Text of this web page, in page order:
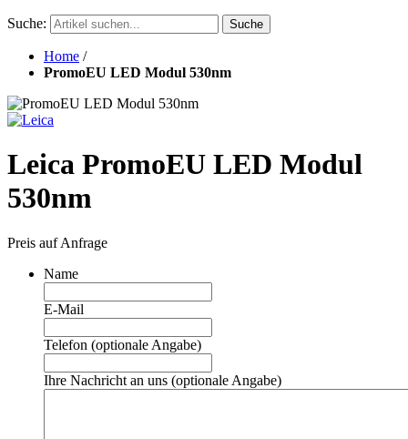
Suche: Suche
Home /
PromoEU LED Modul 530nm
Leica PromoEU LED Modul
530nm
Preis auf Anfrage
Name
E-Mail
Telefon (optionale Angabe)
Ihre Nachricht an uns (optionale Angabe)